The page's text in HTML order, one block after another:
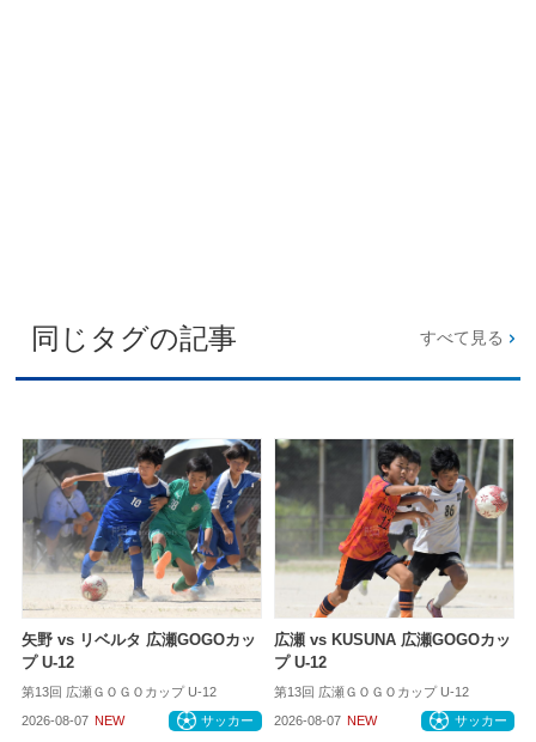
同じタグの記事 すべて見る
矢野 vs リベルタ 広瀬GOGOカッ
プ U-12
第13回 広瀬ＧＯＧＯカップ U-12
2026-08-07 NEW サッカー
広瀬 vs KUSUNA 広瀬GOGOカッ
プ U-12
第13回 広瀬ＧＯＧＯカップ U-12
2026-08-07 NEW サッカー